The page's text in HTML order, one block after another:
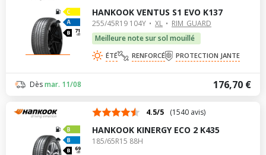
71
dB
HANKOOK VENTUS S1 EVO K137
255/45R19 104Y XL
RIM_GUARD
Meilleure note sur sol mouillé
ÉTÉ RENFORCÉ PROTECTION JANTE
176,70 €
Dèsmar. 11/08
69
dB
4.5/5 (1540 avis)
HANKOOK KINERGY ECO 2 K435
185/65R15 88H